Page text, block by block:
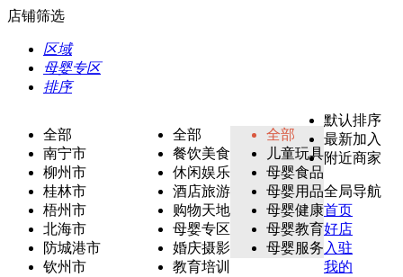
店铺筛选
区域
母婴专区
排序
全部
南宁市
柳州市
桂林市
梧州市
北海市
防城港市
钦州市
全部
餐饮美食
休闲娱乐
酒店旅游
购物天地
母婴专区
婚庆摄影
教育培训
全部
儿童玩具
母婴食品
母婴用品
母婴健康
母婴教育
母婴服务
默认排序
最新加入
附近商家
全局导航
首页
好店
入驻
我的